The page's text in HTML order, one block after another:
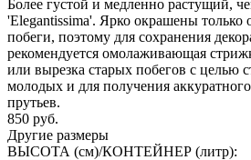
Более густой и медленно растущий,
'Elegantissima'. Ярко окрашены только
побеги, поэтому для сохранения
рекомендуется омолаживающая
или вырезка старых побегов с целью
молодых и для получения
прутьев.
850 руб.
Другие размеры
ВЫСОТА (см)/КОНТЕЙНЕР (литр):